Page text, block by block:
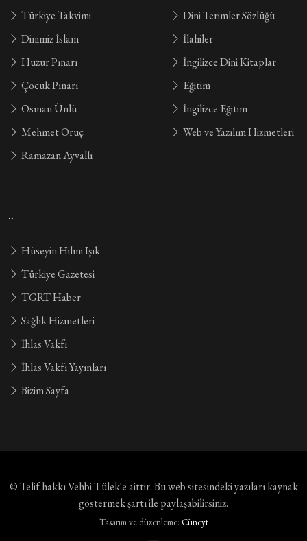
Türkiye Takvimi
Dinimiz İslam
Huzur Pınarı
Çocuk Pınarı
Osman Ünlü
Mehmet Oruç
Ramazan Ayvallı
Dini Terimler Sözlüğü
İlahiler
İngilizce Dini Kitaplar
Eğitim
İngilizce Eğitim
Web ve Yazılım Hizmetleri
..
Hüseyin Hilmi Işık
Türkiye Gazetesi
TGRT Haber
Sağlık Hizmetleri
İhlas Vakfı
İhlas Vakfı Yayınları
Bizim Sayfa
© Telif hakkıVehbi Tülek'e aittir. Bu web sitesindeki yazıları kaynak
göstermek şartı ile paylaşabilirsiniz.
Tasarım ve düzenleme: Cüneyt